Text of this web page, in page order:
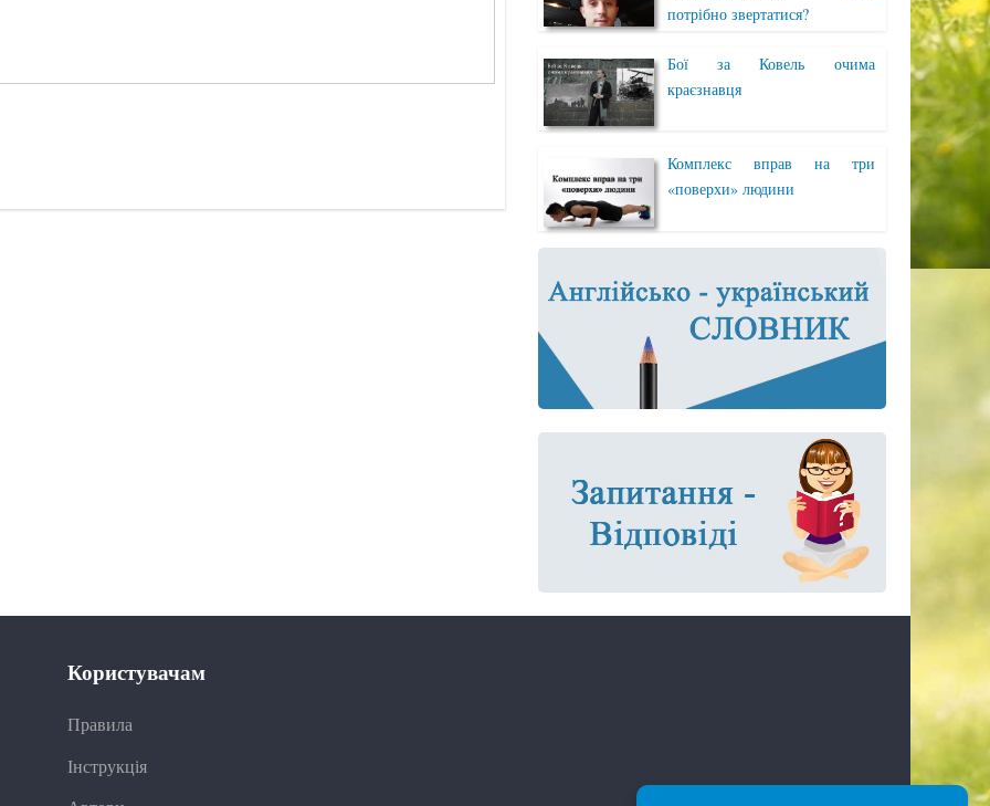
потрібно звертатися?
Бої за Ковель очима
краєзнавця
Комплекс вправ на три
«поверхи» людини
Користувачам
Правила
Інструкція